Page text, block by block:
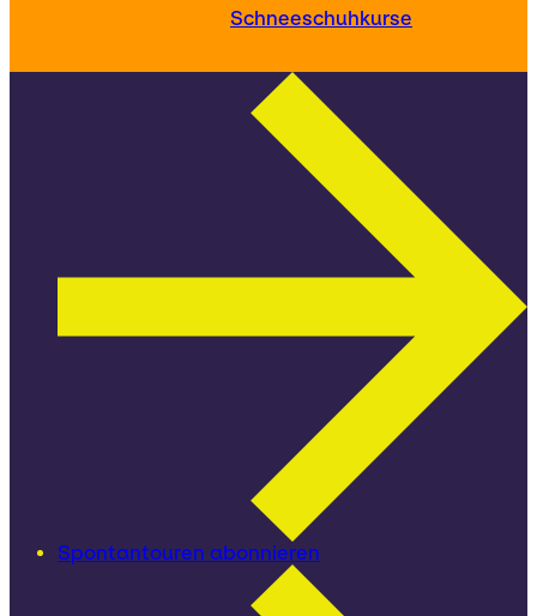
Schneeschuhkurse
Spontantouren abonnieren